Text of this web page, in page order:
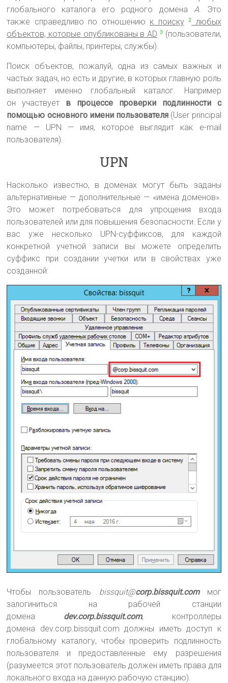
глобального каталога его родного домена A. Это
также справедливо по отношению к поиску 2
любых
объектов, которые опубликованы в AD 3(пользователи,
компьютеры, файлы, принтеры, службы).
Поиск объектов, пожалуй, одна из самых важных и
частых задач, но есть и другие, в которых главную роль
выполняет именно глобальный каталог. Например
он участвует в процессе проверки подлинности с
помощью основного имени пользователя (User principal
name — UPN — имя, которое выглядит как e-mail
пользователя).
UPN
Насколько известно, в доменах могут быть заданы
альтернативные — дополнительные — «имена доменов».
Это может потребоваться для упрощения входа
пользователей или для повышения безопасности. Если у
вас уже несколько UPN-суффиксов, для каждой
конкретной учетной записи вы можете определить
суффикс при создании учетки или в свойствах уже
созданной:
Чтобы пользователь bissquit@corp.bissquit.comмог
залогиниться на рабочей станции
домена dev.corp.bissquit.com, контроллеры
домена dev.corp.bissquit.com должны иметь доступ к
глобальному каталогу, чтобы проверить подлинность
пользователя и предоставленные ему разрешения
(разумеется этот пользователь должен иметь права для
локального входа на данную рабочую станцию).